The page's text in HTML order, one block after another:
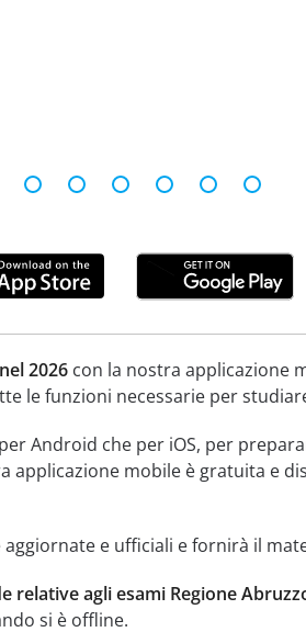
2026con la nostra applicazione
le funzioni necessarie per
Android che per iOS, per
applicazione mobile è gratuita e
e ufficiali e fornirà il
agli esami Regione
si è offline.